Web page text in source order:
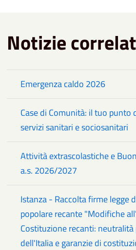
Notizie
Emergenza caldo 2026
Case di Comunità: il tuo punto
servizi sanitari e sociosanitari
Attività extrascolastiche e
a.s. 2026/2027
Istanza - Raccolta firme legge
popolare recante "Modifiche
Costituzione recanti:
dell'Italia e garanzie di